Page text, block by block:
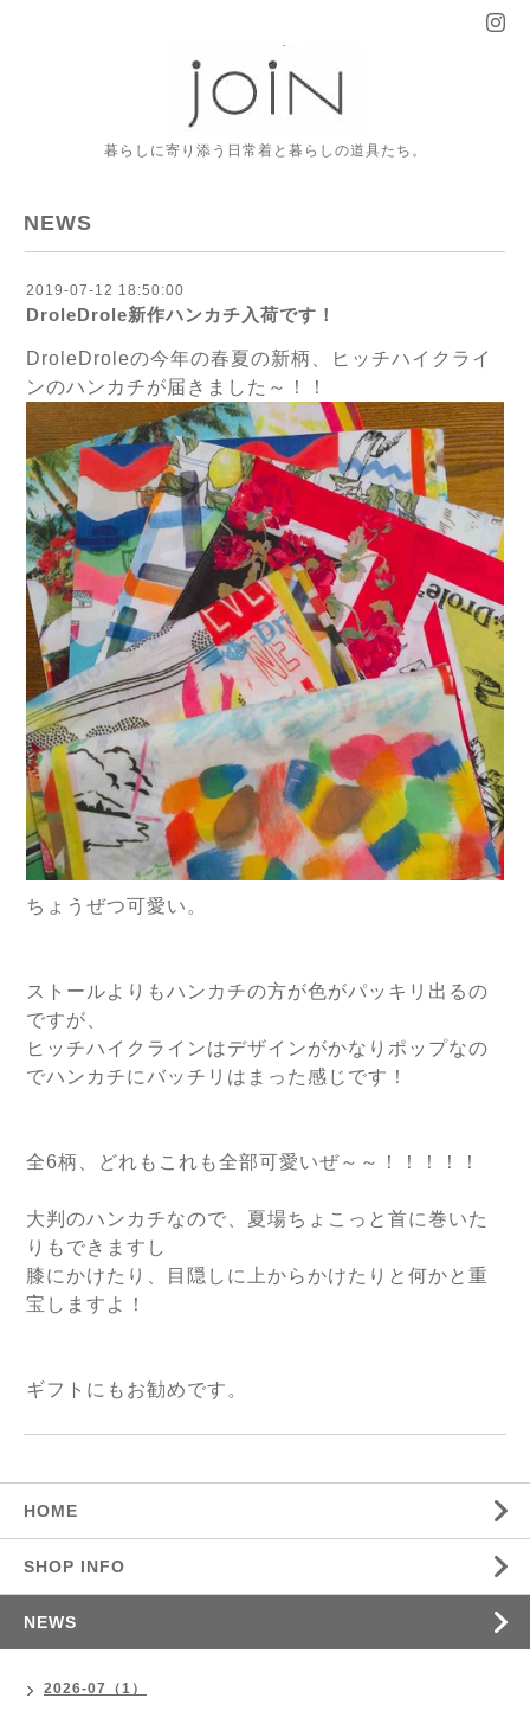
暮らしに寄り添う日常着と暮らしの道具たち。
NEWS
2019-07-12 18:50:00
DroleDrole新作ハンカチ入荷です！
DroleDroleの今年の春夏の新柄、ヒッチハイクライ
ンのハンカチが届きました～！！
ちょうぜつ可愛い。
ストールよりもハンカチの方が色がパッキリ出るの
ですが、
ヒッチハイクラインはデザインがかなりポップなの
でハンカチにバッチリはまった感じです！
全6柄、どれもこれも全部可愛いぜ～～！！！！！
大判のハンカチなので、夏場ちょこっと首に巻いた
りもできますし
膝にかけたり、目隠しに上からかけたりと何かと重
宝しますよ！
ギフトにもお勧めです。
HOME
SHOP INFO
NEWS
2026-07（1）